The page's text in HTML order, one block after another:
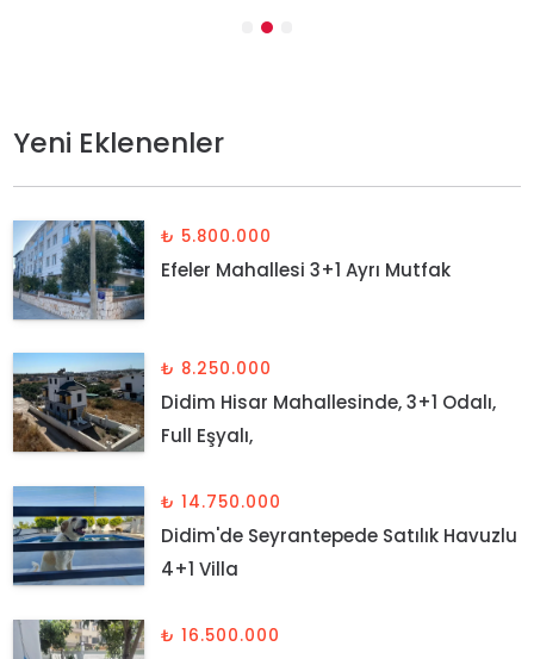
Yeni Eklenenler
₺ 5.800.000
Efeler Mahallesi 3+1 Ayrı Mutfak
₺ 8.250.000
Didim Hisar Mahallesinde, 3+1 Odalı,
Full Eşyalı,
₺ 14.750.000
Didim'de Seyrantepede Satılık Havuzlu
4+1 Villa
₺ 16.500.000